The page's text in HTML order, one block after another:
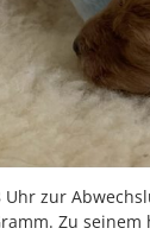
Uhr zur
Zu